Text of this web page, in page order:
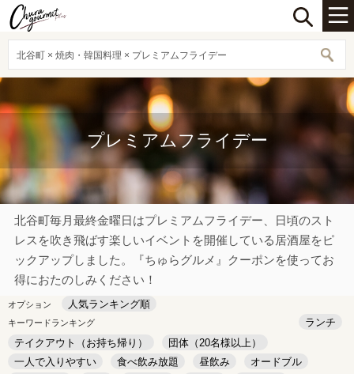
北谷町 × 焼肉・韓国料理 × プレミアムフライデー
プレミアムフライデー
北谷町毎月最終金曜日はプレミアムフライデー、日頃のスト
レスを吹き飛ばす楽しいイベントを開催している居酒屋をピ
ックアップしました。『ちゅらグルメ』クーポンを使ってお
得におたのしみください！
オプション 人気ランキング順
キーワードランキング
ランチ
テイクアウト（お持ち帰り）
団体（20名様以上）
一人で入りやすい
食べ飲み放題 昼飲み
オードブル